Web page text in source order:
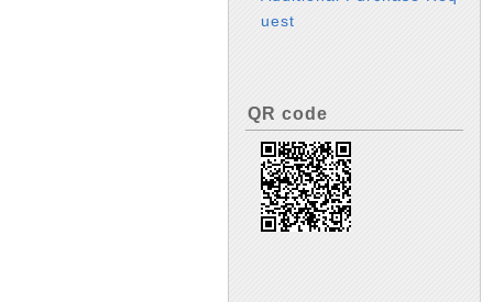
uest
QR code